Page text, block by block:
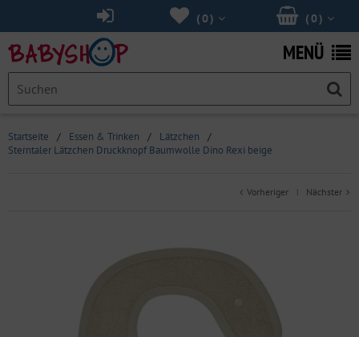
(0 )
(0 )
MENÜ
Startseite / Essen & Trinken / Lätzchen
/
Sterntaler Lätzchen Druckknopf Baumwolle Dino Rexi beige
Vorheriger | Nächster